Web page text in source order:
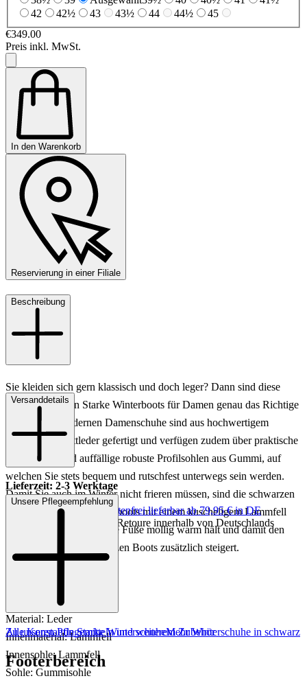
42
42½ 43 43½ 44 44½
45
€349.00
Preis inkl. MwSt.
In den Warenkorb
Reservierung in einer Filiale
Beschreibung
Sie kleiden sich gern klassisch und doch leger? Dann sind diese
tollen Konstantin Starke Winterboots für Damen genau das Richtige
für Sie! Die modernen Damenschuhe sind aus hochwertigem
schwarzem Glattleder gefertigt und verfügen zudem über praktische
Schürungen und auffällige robuste Profilsohlen aus Gummi, auf
welchen Sie stets bequem und rutschfest unterwegs sein werden.
Damit Sie auch im Winter nicht frieren müssen, sind die schwarzen
Konstantin Starke Schnürboots mit einem kuscheligem Lammfell
ausgekleidet, welches Ihre Füße mollig warm hält und damit den
Tragekomfort der schwarzen Boots zusätzlich steigert.
Art.Nr.: 192001992299
Material: Leder
Innenmaterial: Lammfell
Innensohle: Lammfell
Sohle: Gummisohle
Versanddetails
Lieferzeit: 2-3 Werktage
Keine Versandkosten:
kostenfrei lieferbar ab 79,95 € in DE
Einfache und Kostenlose Retoure innerhalb von Deutschlands
Unsere Pflegeempfehlung
Zu unseren Pflegemitteln und weiterem Zubehör
Alle Konstantin Starke WinterschuheMehr Winterschuhe in schwarz
Footerbereich